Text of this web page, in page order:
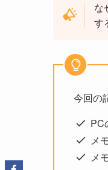
な
す
今回の
PC
メ
メ